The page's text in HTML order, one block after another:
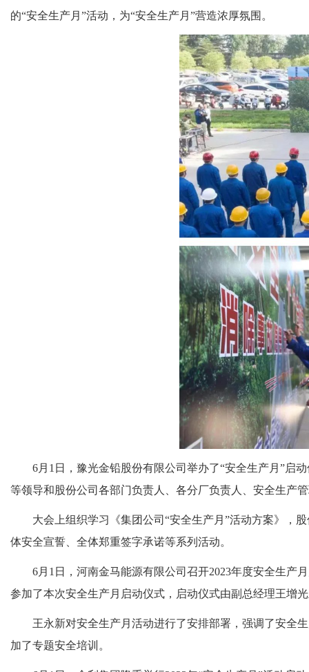
的“安全生产月”活动，为“安全生产月”营造浓厚氛围。
6月1日，豫光金铅股份有限公司举办了“安全生产月”启
等领导和股份公司各部门负责人、各分厂负责人、安全生产
大会上组织学习《集团公司“安全生产月”活动方案》，
体安全宣誓、全体郑重签字承诺等系列活动。
6月1日，河南金马能源有限公司召开2023年度安全生产
参加了本次安全生产月启动仪式，启动仪式由副总经理王增
王永新对安全生产月活动进行了安排部署，强调了安全
加了专题安全培训。